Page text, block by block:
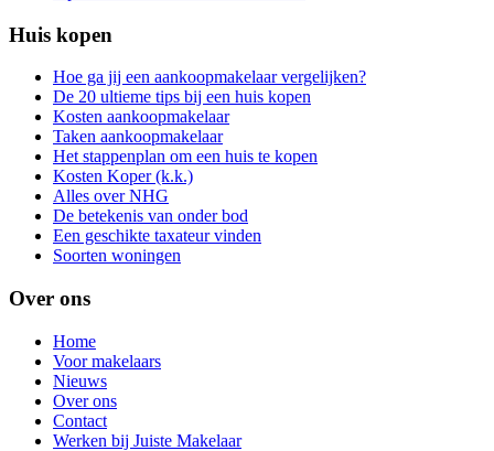
Huis kopen
Hoe ga jij een aankoopmakelaar vergelijken?
De 20 ultieme tips bij een huis kopen
Kosten aankoopmakelaar
Taken aankoopmakelaar
Het stappenplan om een huis te kopen
Kosten Koper (k.k.)
Alles over NHG
De betekenis van onder bod
Een geschikte taxateur vinden
Soorten woningen
Over ons
Home
Voor makelaars
Nieuws
Over ons
Contact
Werken bij Juiste Makelaar